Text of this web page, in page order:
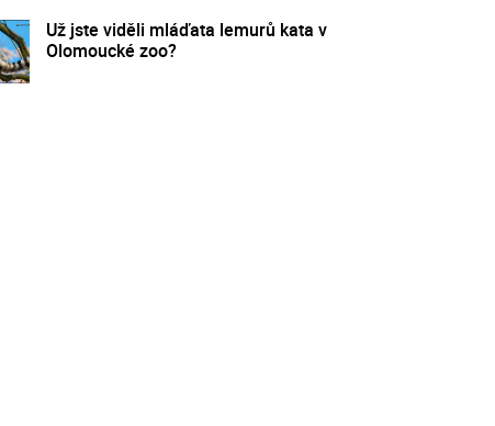
Už jste viděli mláďata lemurů kata v
Olomoucké zoo?